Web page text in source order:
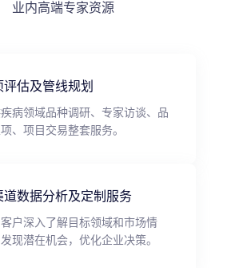
业内高端专家资源
评估及管线规划
病领域品种调研、专家访谈、品
、项目交易整套服务。
道数据分析及定制服务
户深入了解目标领域和市场情
现潜在机会，优化企业决策。